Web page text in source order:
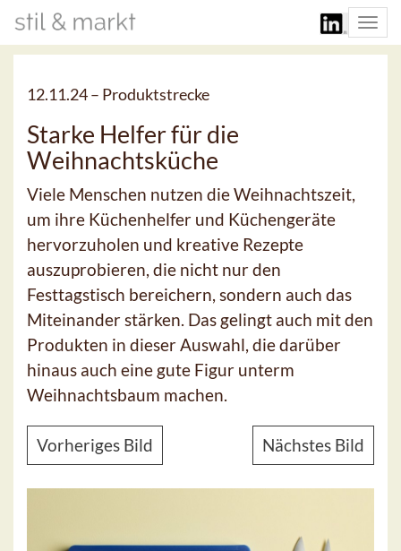
12.11.24 – Produktstrecke
Starke Helfer für die
Weihnachtsküche
Viele Menschen nutzen die Weihnachtszeit,
um ihre Küchenhelfer und Küchengeräte
hervorzuholen und kreative Rezepte
auszuprobieren, die nicht nur den
Festtagstisch bereichern, sondern auch das
Miteinander stärken. Das gelingt auch mit den
Produkten in dieser Auswahl, die darüber
hinaus auch eine gute Figur unterm
Weihnachtsbaum machen.
Vorheriges Bild Nächstes Bild